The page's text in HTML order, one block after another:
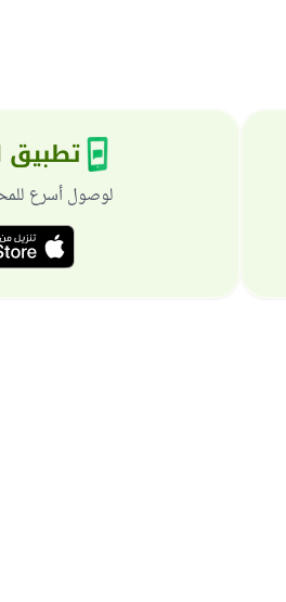
تطبيق
لوصول أسرع